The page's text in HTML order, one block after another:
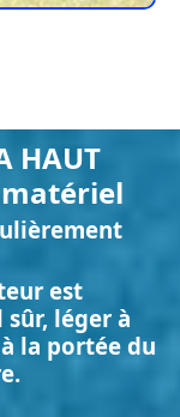
HAUT
matériel
est
léger à
la portée du